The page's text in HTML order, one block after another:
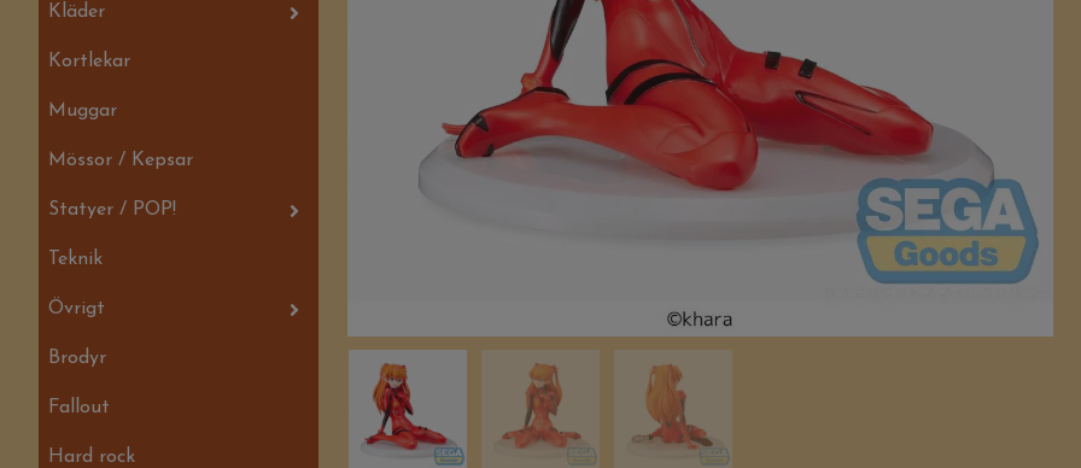
Kläder
Kortlekar
Muggar
Mössor / Kepsar
Statyer / POP!
Teknik
Övrigt
Brodyr
Fallout
Hard rock